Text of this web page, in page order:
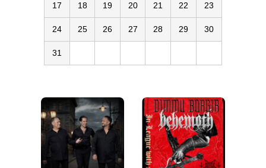
17 18 19 20 21 22 23
24 25 26 27 28 29 30
31